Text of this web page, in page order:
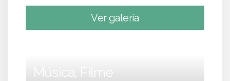
Ver galeria
Música, Filme